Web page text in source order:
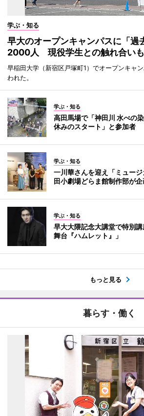
学ぶ・知る
早大のオープンキャンパスに「過
2000人 現役学生との触れ合いも
早稲田大学（新宿区戸塚町1）でオープンキャ
われた。
学ぶ・知る
高田馬場で「神田川 水べの
休みのスタート」と参加者
学ぶ・知る
一川華さんを迎え「ミュー
田小劇場どらま館制作部が企
学ぶ・知る
早大大隈記念大講堂で特別
舞台『ハムレット』」
もっと見る
暮らす・働く